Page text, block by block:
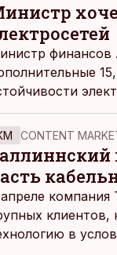
финансов
CONTENT
компания
клиентов,
в